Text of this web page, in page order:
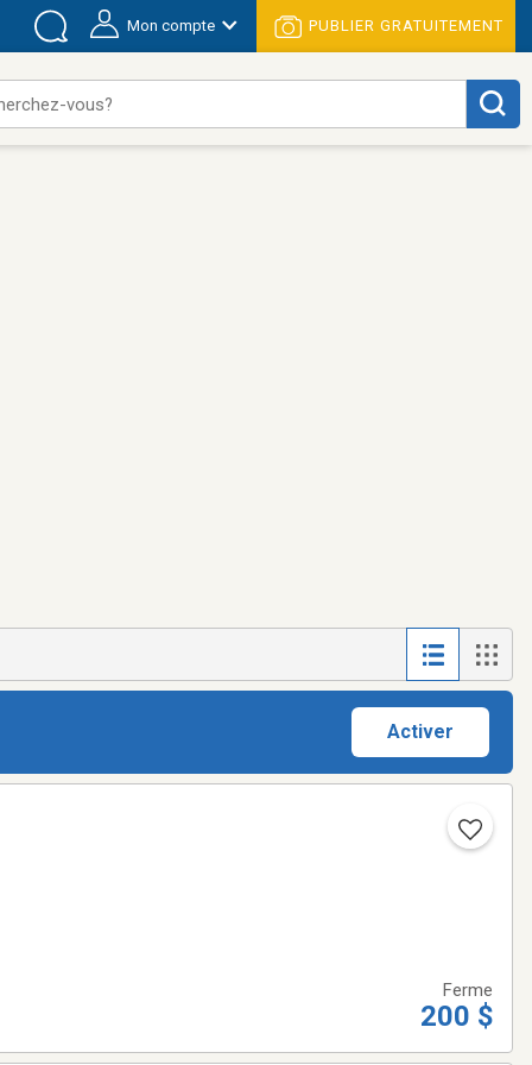
Mon compte PUBLIER GRATUITEMENT
vous?
Activer
Ferme
200 $